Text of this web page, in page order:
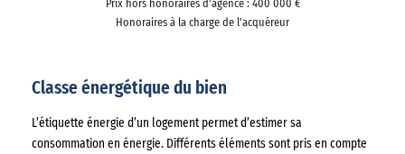
Prix hors honoraires d'agence : 400 000 €
Honoraires à la charge de l'acquéreur
Classe énergétique du bien
L’étiquette énergie d’un logement permet d’estimer sa
consommation en énergie. Différents éléments sont pris en compte